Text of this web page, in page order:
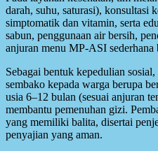
darah, suhu, saturasi), konsultasi
simptomatik dan vitamin, serta
sabun, penggunaan air bersih,
anjuran menu MP-ASI sederhana
Sebagai bentuk kepedulian
sembako kepada warga berupa
usia 6–12 bulan (sesuai anjuran
membantu pemenuhan gizi.
yang memiliki balita, disertai
penyajian yang aman.